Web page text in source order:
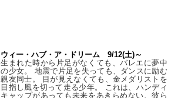
ウィー・ハブ・ア・ドリーム 9/12(土)～
生まれた時から片足がなくても、バレエに夢中
の少女。 地震で片足を失っても、ダンスに励む
親友同士。 目が見えなくても、金メダリストを
目指し風を切って走る少年。 これは、ハンディ
キャップがあっても未来をあきらめない、彼ら